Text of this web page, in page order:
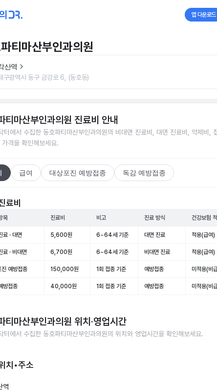
앱 다운로드
티마산부인과의원
산역
구광역시 동구 금강로 6, (동호동)
티마산부인과의원 진료비 안내
터에서 수집한 동호파티마산부인과의원의 비대면 진료비, 대면 진료비, 약제비,
가격을 확인해보세요.
급여 대상포진 예방접종 독감 예방접종
료비
목 진료비 비고 진료 방식 건강보험
료 · 대면 5,600원 6~64세 기준 대면 진료 적용(급여)
료 · 비대면 6,700원 6~64세 기준 비대면 진료 적용(급여)
진 예방접종 150,000원 1회 접종 기준 예방접종 미적용(비
방접종 40,000원 1회 접종 기준 예방접종 미적용(비
티마산부인과의원 위치·영업시간
터에서 수집한 동호파티마산부인과의원의 위치와 영업시간을 확인해보세요.
치•주소
역